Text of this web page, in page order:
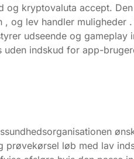
kryptovaluta accept.
og lev handler muligheder
udseende og
indskud for app-
løb med lav